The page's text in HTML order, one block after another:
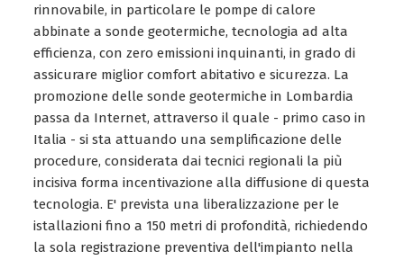
rinnovabile, in particolare le pompe di calore
abbinate a sonde geotermiche, tecnologia ad alta
efficienza, con zero emissioni inquinanti, in grado di
assicurare miglior comfort abitativo e sicurezza. La
promozione delle sonde geotermiche in Lombardia
passa da Internet, attraverso il quale - primo caso in
Italia - si sta attuando una semplificazione delle
procedure, considerata dai tecnici regionali la più
incisiva forma incentivazione alla diffusione di questa
tecnologia. E' prevista una liberalizzazione per le
istallazioni fino a 150 metri di profondità, richiedendo
la sola registrazione preventiva dell'impianto nella